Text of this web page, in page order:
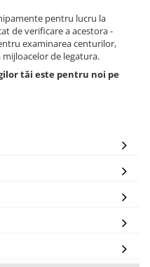
pentru lucru la
de verificare a acestora -
examinarea centurilor,
de legatura.
tăi este pentru noi pe